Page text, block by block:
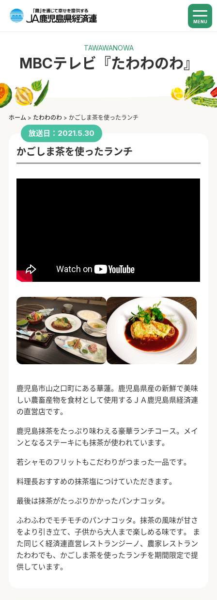
MENU
TAWAWANOWA
MBCテレビ『たわわのわ』
ホーム > たわわのわ > かごしま茶を使ったランチ
放送日：2021.5.30
かごしま茶を使ったランチ
鹿児島市山之口町にある華蓮。鹿児島県産の新鮮で美味
しい農畜産物を食材として使用するＪＡ鹿児島県経済連
の直営店です。
鹿児島抹茶をたっぷり味わえる豪華ランチコース。メイ
ンとなるステーキにも抹茶が使われています。
若シャモのフリットもこだわりがつまった一品です。
料理長おすすめの抹茶塩につけていただきます。
最後は抹茶がたっぷりかかったパンナコッタ。
ふわふわでモチモチのパンナコッタ。抹茶の風味が甘さ
をより引き立て、子供から大人まで楽しめる味です。 ま
た同じく経済連直営レストランジーノ、農家レストラン
たわわでも、かごしま茶を使ったランチを期間限定で提
供しています。